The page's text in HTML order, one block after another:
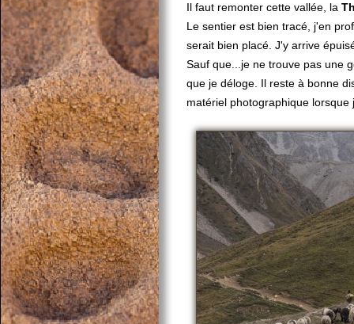
Il faut remonter cette vallée, la
Le sentier est bien tracé, j'en
serait bien placé. J'y arrive
Sauf que...je ne trouve pas une
que je déloge. Il reste à bonne
matériel photographique lorsque